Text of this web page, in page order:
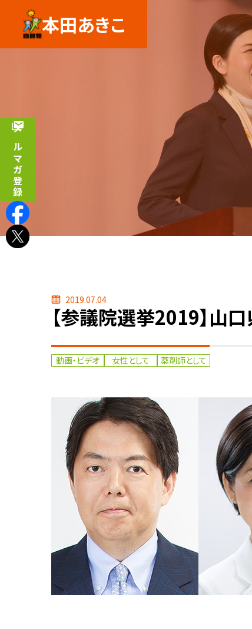
本田あきこ
メルマガ登録
2019.07.04
【参議院選挙2019】山
動画・ビデオ 女性として 薬剤師として